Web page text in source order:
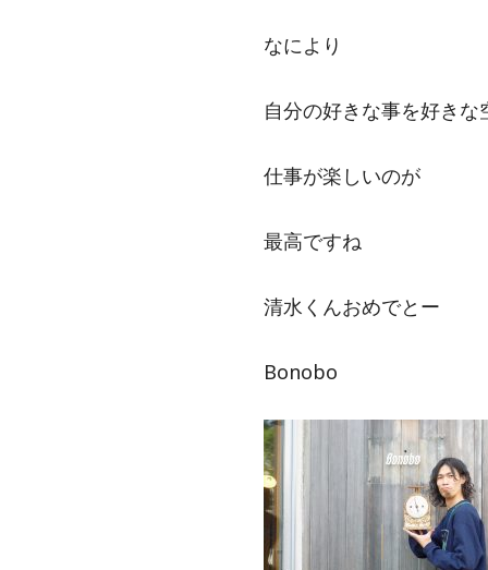
なにより
自分の好きな事を好きな
仕事が楽しいのが
最高ですね
清水くんおめでとー
Bonobo